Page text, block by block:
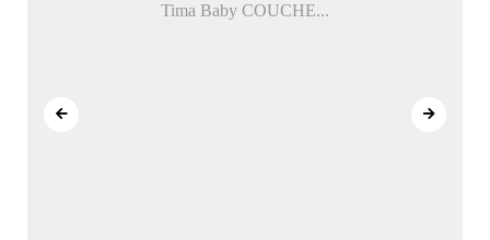
Tima Baby COUCHE...